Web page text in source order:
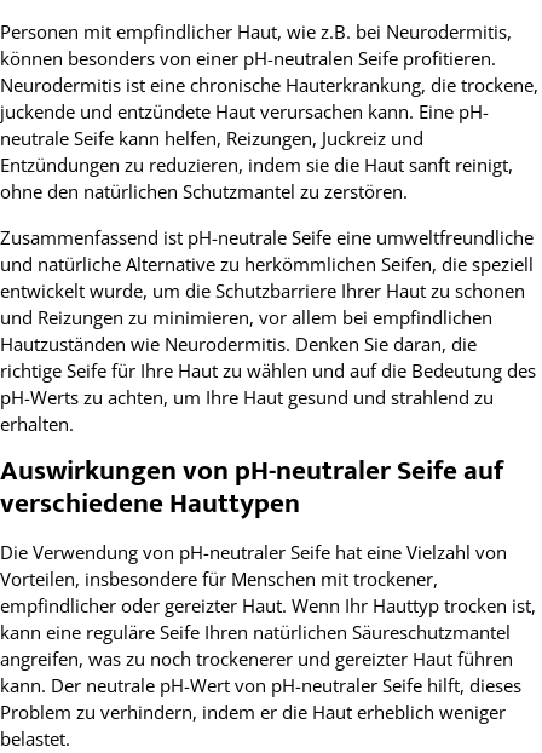
Personen mit empfindlicher Haut, wie z.B. bei Neurodermitis,
können besonders von einer pH-neutralen Seife profitieren.
Neurodermitis ist eine chronische Hauterkrankung, die trockene,
juckende und entzündete Haut verursachen kann. Eine pH-
neutrale Seife kann helfen, Reizungen, Juckreiz und
Entzündungen zu reduzieren, indem sie die Haut sanft reinigt,
ohne den natürlichen Schutzmantel zu zerstören.
Zusammenfassend ist pH-neutrale Seife eine umweltfreundliche
und natürliche Alternative zu herkömmlichen Seifen, die speziell
entwickelt wurde, um die Schutzbarriere Ihrer Haut zu schonen
und Reizungen zu minimieren, vor allem bei empfindlichen
Hautzuständen wie Neurodermitis. Denken Sie daran, die
richtige Seife für Ihre Haut zu wählen und auf die Bedeutung des
pH-Werts zu achten, um Ihre Haut gesund und strahlend zu
erhalten.
Auswirkungen von pH-neutraler Seife auf
verschiedene Hauttypen
Die Verwendung von pH-neutraler Seife hat eine Vielzahl von
Vorteilen, insbesondere für Menschen mit trockener,
empfindlicher oder gereizter Haut. Wenn Ihr Hauttyp trocken ist,
kann eine reguläre Seife Ihren natürlichen Säureschutzmantel
angreifen, was zu noch trockenerer und gereizter Haut führen
kann. Der neutrale pH-Wert von pH-neutraler Seife hilft, dieses
Problem zu verhindern, indem er die Haut erheblich weniger
belastet.